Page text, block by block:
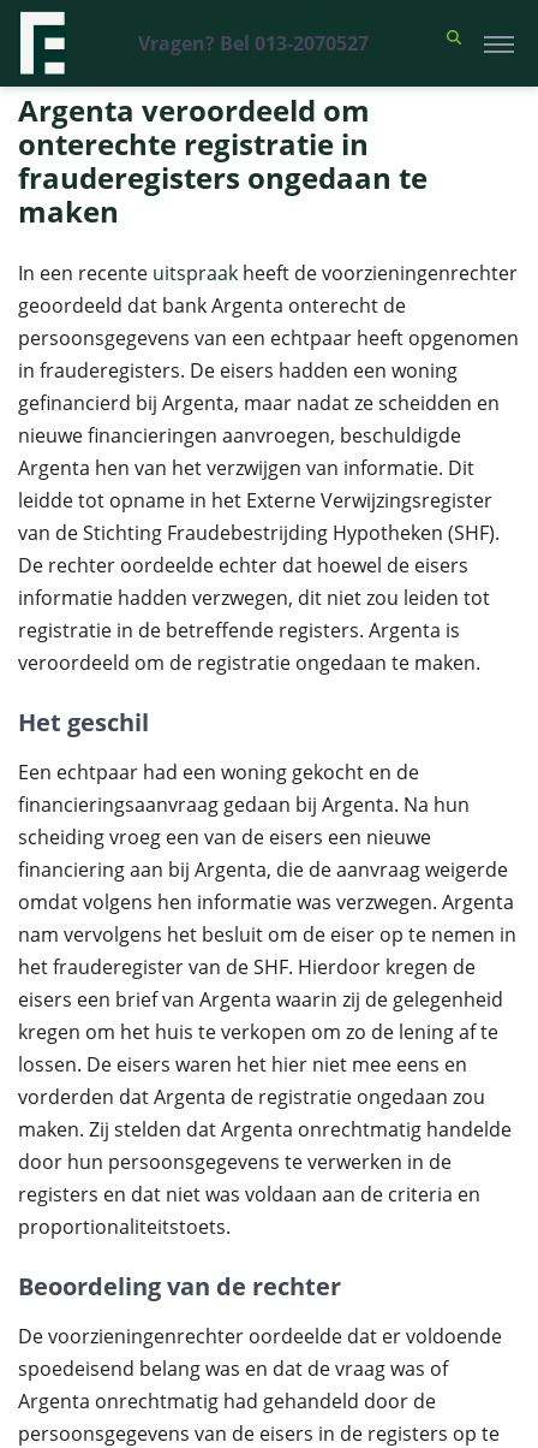
Vragen? Bel 013-2070527
Financieel Recht Advocaten >Uitspraken>Argenta veroordeeld om
onterechte registratie in frauderegisters ongedaan te maken
Argenta veroordeeld om
onterechte registratie in
frauderegisters ongedaan te
maken
In een recente uitspraak heeft de voorzieningenrechter
geoordeeld dat bank Argenta onterecht de
persoonsgegevens van een echtpaar heeft opgenomen
in frauderegisters. De eisers hadden een woning
gefinancierd bij Argenta, maar nadat ze scheidden en
nieuwe financieringen aanvroegen, beschuldigde
Argenta hen van het verzwijgen van informatie. Dit
leidde tot opname in het Externe Verwijzingsregister
van de Stichting Fraudebestrijding Hypotheken (SHF).
De rechter oordeelde echter dat hoewel de eisers
informatie hadden verzwegen, dit niet zou leiden tot
registratie in de betreffende registers. Argenta is
veroordeeld om de registratie ongedaan te maken.
Het geschil
Een echtpaar had een woning gekocht en de
financieringsaanvraag gedaan bij Argenta. Na hun
scheiding vroeg een van de eisers een nieuwe
financiering aan bij Argenta, die de aanvraag weigerde
omdat volgens hen informatie was verzwegen. Argenta
nam vervolgens het besluit om de eiser op te nemen in
het frauderegister van de SHF. Hierdoor kregen de
eisers een brief van Argenta waarin zij de gelegenheid
kregen om het huis te verkopen om zo de lening af te
lossen. De eisers waren het hier niet mee eens en
vorderden dat Argenta de registratie ongedaan zou
maken. Zij stelden dat Argenta onrechtmatig handelde
door hun persoonsgegevens te verwerken in de
registers en dat niet was voldaan aan de criteria en
proportionaliteitstoets.
Beoordeling van de rechter
De voorzieningenrechter oordeelde dat er voldoende
spoedeisend belang was en dat de vraag was of
Argenta onrechtmatig had gehandeld door de
persoonsgegevens van de eisers in de registers op te